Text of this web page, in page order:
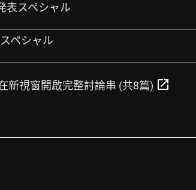
表スペシャル
ペシャル
新視窗開啟完整討論串 (共8篇) open_in_new